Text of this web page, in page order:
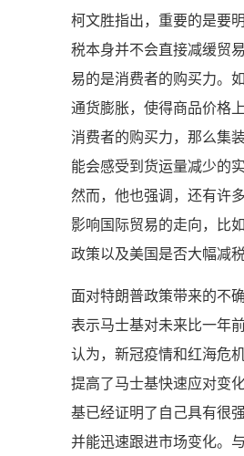
柯文胜指出，重要的是要
税本身并不会直接减缓贸
易的是消费者的购买力。
通货膨胀，使得商品价格
消费者的购买力，那么集
能会感受到货运量减少的
然而，他也强调，还有许
影响国际贸易的走向，比
政策以及美国是否大幅减税
面对特朗普政策带来的不
表示马士基对未来比一年
认为，新冠疫情和红海危
提高了马士基快速应对变
基已经证明了自己具有很
并能迅速跟进市场变化。